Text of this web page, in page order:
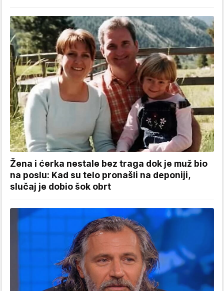
Žena i ćerka nestale bez traga dok je muž bio
na poslu: Kad su telo pronašli na deponiji,
slučaj je dobio šok obrt